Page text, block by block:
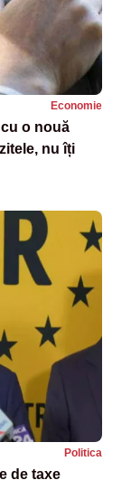
Economie
o nouă
nu îți
Politica
de taxe